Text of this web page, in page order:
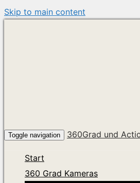
Skip to main content
Toggle navigation 360Grad und
Start
360 Grad Kameras